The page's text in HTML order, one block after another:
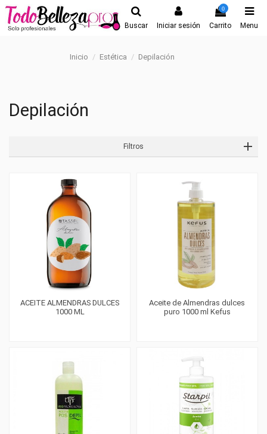
Buscar Iniciar sesión
0
Carrito Menu
Inicio Estética Depilación
Depilación
Filtros
ACEITE ALMENDRAS DULCES
1000 ML
Aceite de Almendras dulces
puro 1000 ml Kefus